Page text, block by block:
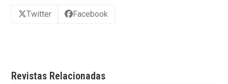
Twitter Facebook
Revistas Relacionadas